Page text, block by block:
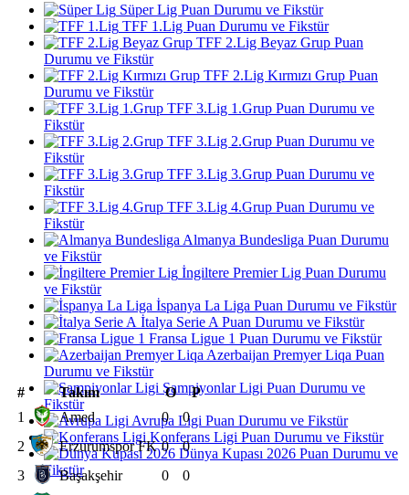
Süper Lig Puan Durumu ve Fikstür
TFF 1.Lig Puan Durumu ve Fikstür
TFF 2.Lig Beyaz Grup Puan
Durumu ve Fikstür
TFF 2.Lig Kırmızı Grup Puan
Durumu ve Fikstür
TFF 3.Lig 1.Grup Puan Durumu ve
Fikstür
TFF 3.Lig 2.Grup Puan Durumu ve
Fikstür
TFF 3.Lig 3.Grup Puan Durumu ve
Fikstür
TFF 3.Lig 4.Grup Puan Durumu ve
Fikstür
Almanya Bundesliga Puan Durumu
ve Fikstür
İngiltere Premier Lig Puan Durumu
ve Fikstür
İspanya La Liga Puan Durumu ve Fikstür
İtalya Serie A Puan Durumu ve Fikstür
Fransa Ligue 1 Puan Durumu ve Fikstür
Azerbaijan Premyer Liqa Puan
Durumu ve Fikstür
Şampiyonlar Ligi Puan Durumu ve
Fikstür
Avrupa Ligi Puan Durumu ve Fikstür
Konferans Ligi Puan Durumu ve Fikstür
Dünya Kupası 2026 Puan Durumu ve
Fikstür
# Takım O
P
1
Amed 0
0
2
Erzurumspor FK 0
0
3
Başakşehir 0
0